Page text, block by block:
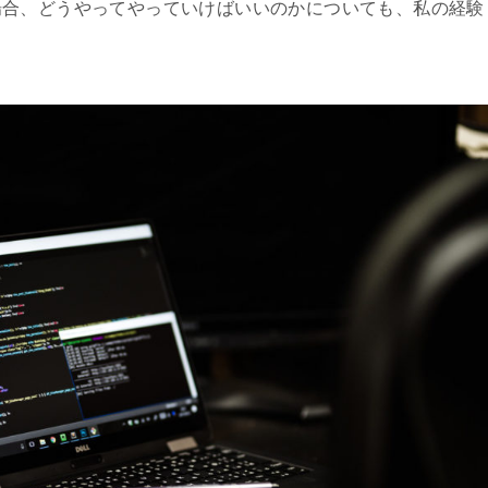
、どうやってやっていけばいいのかについても、私の経験